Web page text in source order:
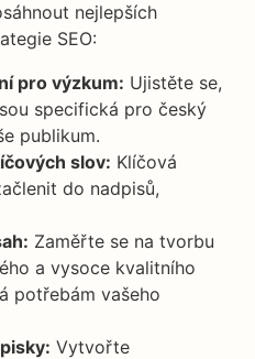
nejlepších
SEO:
pro výzkum: Ujistěte se,
specifická pro český
publikum.
slov: Klíčová
do nadpisů,
Zaměřte se na tvorbu
a vysoce kvalitního
potřebám vašeho
Vytvořte